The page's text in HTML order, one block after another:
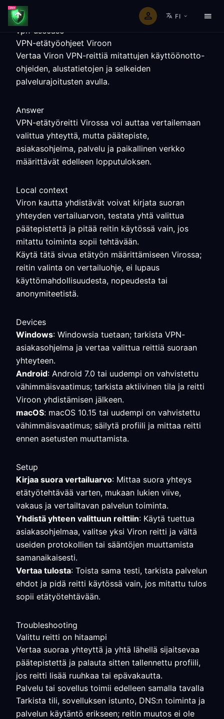
FI
vpn-usecase
VPN-etätyöohjeet Viroon
Vertaa Viron VPN-reittiä mitattujen käyttöönotto-
ohjeiden, alustatietojen ja selkeiden
palvelurajoitusten avulla.
Answer
VPN-etätyöreitti Virossa voi auttaa vertailemaan
valittua yhteyttä, mutta päätepiste,
asiakasohjelma, palvelu ja paikallinen verkko
määrittävät edelleen lopputuloksen.
Local context
Viron kautta yhdistävät voivat kirjata suoran
yhteyden vertailuarvon, testata yhtä valittua
päätepistettä ja pitää reitin käytössä vain, jos
mitattu toiminta sopii tehtävään.
Käytä tätä sivua etätyön määrittämiseen Virossa;
reitin valinta on vertailuohje, ei lupaus
käyttömahdollisuudesta, nopeudesta tai
anonymiteetistä.
Devices
Windows: Windowsia tuetaan; tarkista VPN-
asiakasohjelma ja vertaa valittua reittiä suoraan
yhteyteen.
Android: Android 7.0 tai uudempi on vahvistettu
vähimmäisvaatimus; tarkista aktiivinen tila ja reitti
Viroon yhdistämisen jälkeen.
macOS: macOS 10.15 tai uudempi on vahvistettu
vähimmäisvaatimus; säilytä profiili ja mittaa reitti
ennen asetusten muuttamista.
Setup
Kirjaa suora vertailuarvo: Mittaa suora yhteys
etätyötehtävää varten, mukaan lukien viive,
vakaus ja vertailtavan palvelun toiminta.
Yhdistä yhteen valittuun reittiin: Käytä tuettua
asiakasohjelmaa, valitse yksi Viron reitti ja vältä
useiden protokollien tai sääntöjen muuttamista
samanaikaisesti.
Vertaa tulosta: Toista sama testi, tarkista palvelun
ehdot ja pidä reitti käytössä vain, jos mitattu tulos
sopii etätyötehtävään.
Troubleshooting
Valittu reitti on hitaampi
Vertaa suoraa yhteyttä ja yhtä lähellä sijaitsevaa
päätepistettä ja palauta sitten tallennettu profiili,
jos reitti lisää ruuhkaa tai epävakautta.
Palvelu tai sovellus toimii edelleen samalla tavalla
Tarkista tili, sovelluksen istunto, DNS:n toiminta ja
palvelun käytäntö erikseen; reitin muutos ei ole